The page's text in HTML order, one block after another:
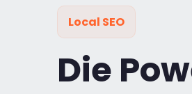
Local SEO
Die